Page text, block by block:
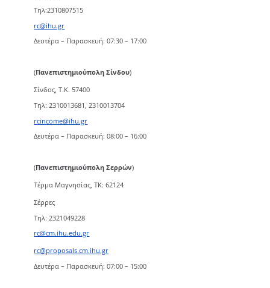
Τηλ:2310807515
rc@ihu.gr
Δευτέρα – Παρασκευή: 07:30 – 17:00
(Πανεπιστημιούπολη Σίνδου)
Σίνδος, Τ.Κ. 57400
Τηλ: 2310013681, 2310013704
rcincome@ihu.gr
Δευτέρα – Παρασκευή: 08:00 – 16:00
(Πανεπιστημιούπολη Σερρών)
Τέρμα Μαγνησίας, ΤΚ: 62124
Σέρρες
Τηλ: 2321049228
rc@cm.ihu.edu.gr
rc@proposals.cm.ihu.gr
Δευτέρα – Παρασκευή: 07:00 – 15:00